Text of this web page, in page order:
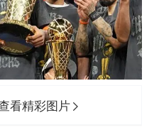
贸延续良好增长态势
国防部：中国军队坚决反制任何闹海挑衅图谋
立秋你咬秋了吗
看精彩图片